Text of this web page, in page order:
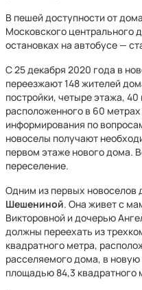
В пешей доступности от
Московского центрального
остановках на автобусе —
С 25 декабря 2020 года в
переезжают 148 жителей
постройки, четыре этажа, 40
расположенного в 60
информирования по
новоселы получают
первом этаже нового дома.
переселение.
Одним из первых новоселов
Шешениной. Она живет с
Викторовной и дочерью
должны переехать из
квадратного метра,
расселяемого дома, в
площадью 84,3 квадратного